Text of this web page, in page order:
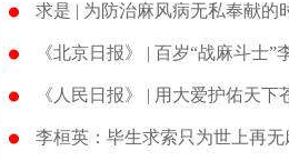
求是 | 为防治麻风病无私奉献的
《北京日报》 | 百岁“战麻斗士
《人民日报》 | 用大爱护佑天下
李桓英：毕生求索只为世上再无